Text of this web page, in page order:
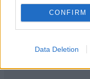
CONFIRM
Data Deletion